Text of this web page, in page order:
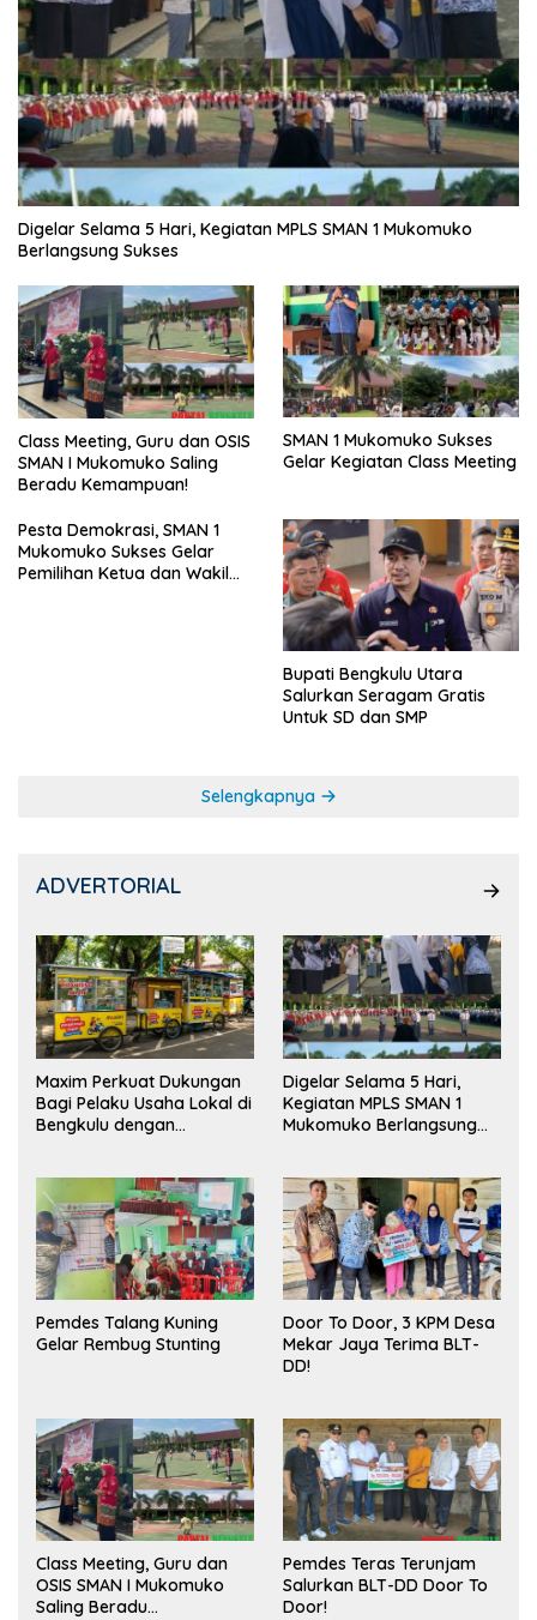
Digelar Selama 5 Hari, Kegiatan MPLS SMAN 1 Mukomuko
Berlangsung Sukses
Class Meeting, Guru dan OSIS
SMAN I Mukomuko Saling
Beradu Kemampuan!
SMAN 1 Mukomuko Sukses
Gelar Kegiatan Class Meeting
Pesta Demokrasi, SMAN 1
Mukomuko Sukses Gelar
Pemilihan Ketua dan Wakil
Bupati Bengkulu Utara
Salurkan Seragam Gratis
Untuk SD dan SMP
Selengkapnya
ADVERTORIAL
Maxim Perkuat Dukungan
Bagi Pelaku Usaha Lokal di
Bengkulu dengan
Pasar
Digelar Selama 5 Hari,
Kegiatan MPLS SMAN 1
Mukomuko Berlangsung
Pemdes Talang Kuning
Gelar Rembug Stunting
Door To Door, 3 KPM Desa
Mekar Jaya Terima BLT-
DD!
Class Meeting, Guru dan
OSIS SMAN I Mukomuko
Saling Beradu
Pemdes Teras Terunjam
Salurkan BLT-DD Door To
Door!